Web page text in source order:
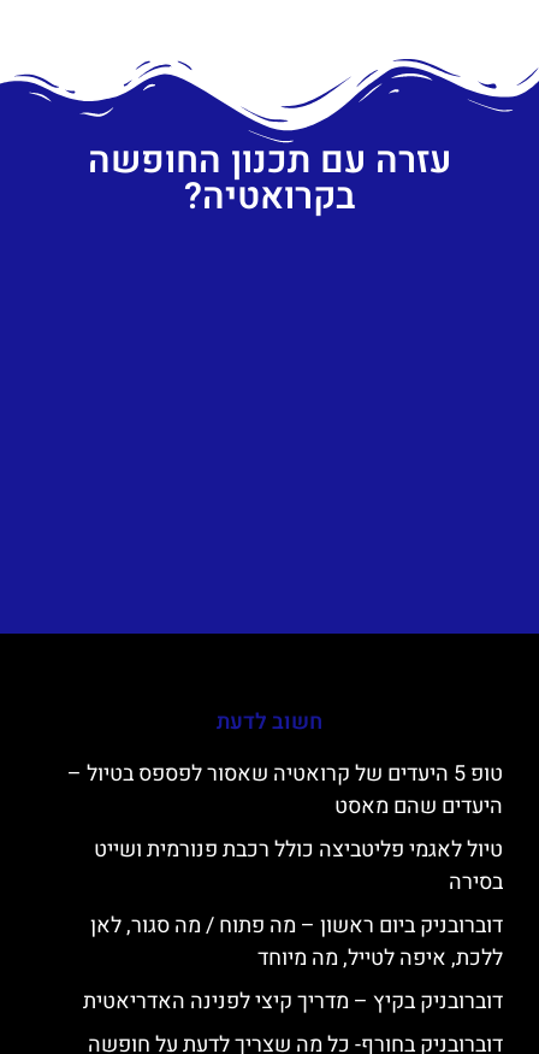
עזרה עם תכנון החופשה
בקרואטיה?
חשוב לדעת
טופ 5 היעדים של קרואטיה שאסור לפספס בטיול –
היעדים שהם מאסט
טיול לאגמי פליטביצה כולל רכבת פנורמית ושייט
בסירה
דוברובניק ביום ראשון – מה פתוח / מה סגור, לאן
ללכת, איפה לטייל, מה מיוחד
דוברובניק בקיץ – מדריך קיצי לפנינה האדריאטית
דוברובניק בחורף- כל מה שצריך לדעת על חופשה